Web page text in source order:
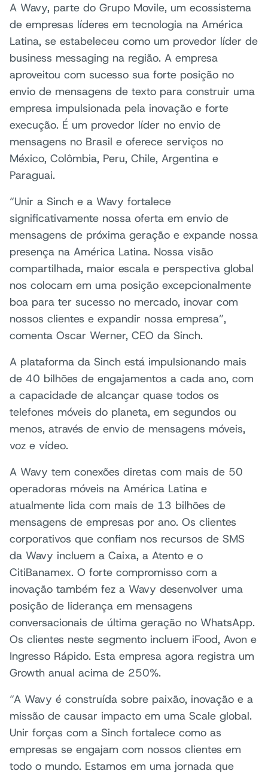
A Wavy, parte do Grupo Movile, um ecossistema
de empresas líderes em tecnologia na América
Latina, se estabeleceu como um provedor líder de
business messaging na região. A empresa
aproveitou com sucesso sua forte posição no
envio de mensagens de texto para construir uma
empresa impulsionada pela inovação e forte
execução. É um provedor líder no envio de
mensagens no Brasil e oferece serviços no
México, Colômbia, Peru, Chile, Argentina e
Paraguai.
“Unir a Sinch e a Wavy fortalece
significativamente nossa oferta em envio de
mensagens de próxima geração e expande nossa
presença na América Latina. Nossa visão
compartilhada, maior escala e perspectiva global
nos colocam em uma posição excepcionalmente
boa para ter sucesso no mercado, inovar com
nossos clientes e expandir nossa empresa”,
comenta Oscar Werner, CEO da Sinch.
A plataforma da Sinch está impulsionando mais
de 40 bilhões de engajamentos a cada ano, com
a capacidade de alcançar quase todos os
telefones móveis do planeta, em segundos ou
menos, através de envio de mensagens móveis,
voz e vídeo.
A Wavy tem conexões diretas com mais de 50
operadoras móveis na América Latina e
atualmente lida com mais de 13 bilhões de
mensagens de empresas por ano. Os clientes
corporativos que confiam nos recursos de SMS
da Wavy incluem a Caixa, a Atento e o
CitiBanamex. O forte compromisso com a
inovação também fez a Wavy desenvolver uma
posição de liderança em mensagens
conversacionais de última geração no WhatsApp.
Os clientes neste segmento incluem iFood, Avon e
Ingresso Rápido. Esta empresa agora registra um
Growth anual acima de 250%.
“A Wavy é construída sobre paixão, inovação e a
missão de causar impacto em uma Scale global.
Unir forças com a Sinch fortalece como as
empresas se engajam com nossos clientes em
todo o mundo. Estamos em uma jornada que